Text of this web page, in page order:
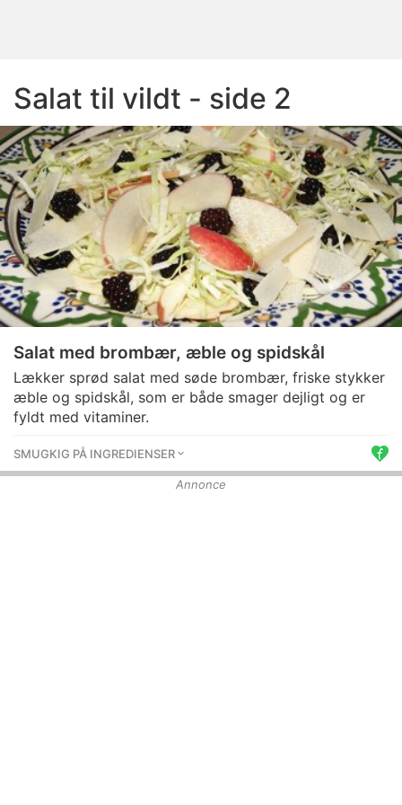
Salat til vildt - side 2
Salat med brombær, æble og spidskål
Lækker sprød salat med søde brombær, friske stykker
æble og spidskål, som er både smager dejligt og er
fyldt med vitaminer.
SMUGKIG PÅ INGREDIENSER
Annonce